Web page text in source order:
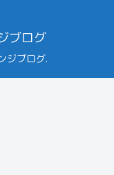
ブログ
ジブログ.